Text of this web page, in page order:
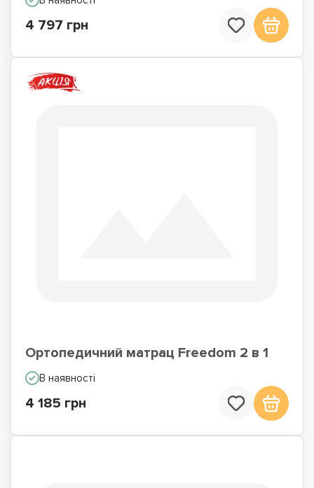
4 797 грн
Ортопедичний матрац Freedom 2 в 1
В наявності
4 185 грн